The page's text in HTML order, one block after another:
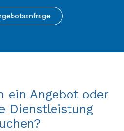
ein Angebot oder
Dienstleistung